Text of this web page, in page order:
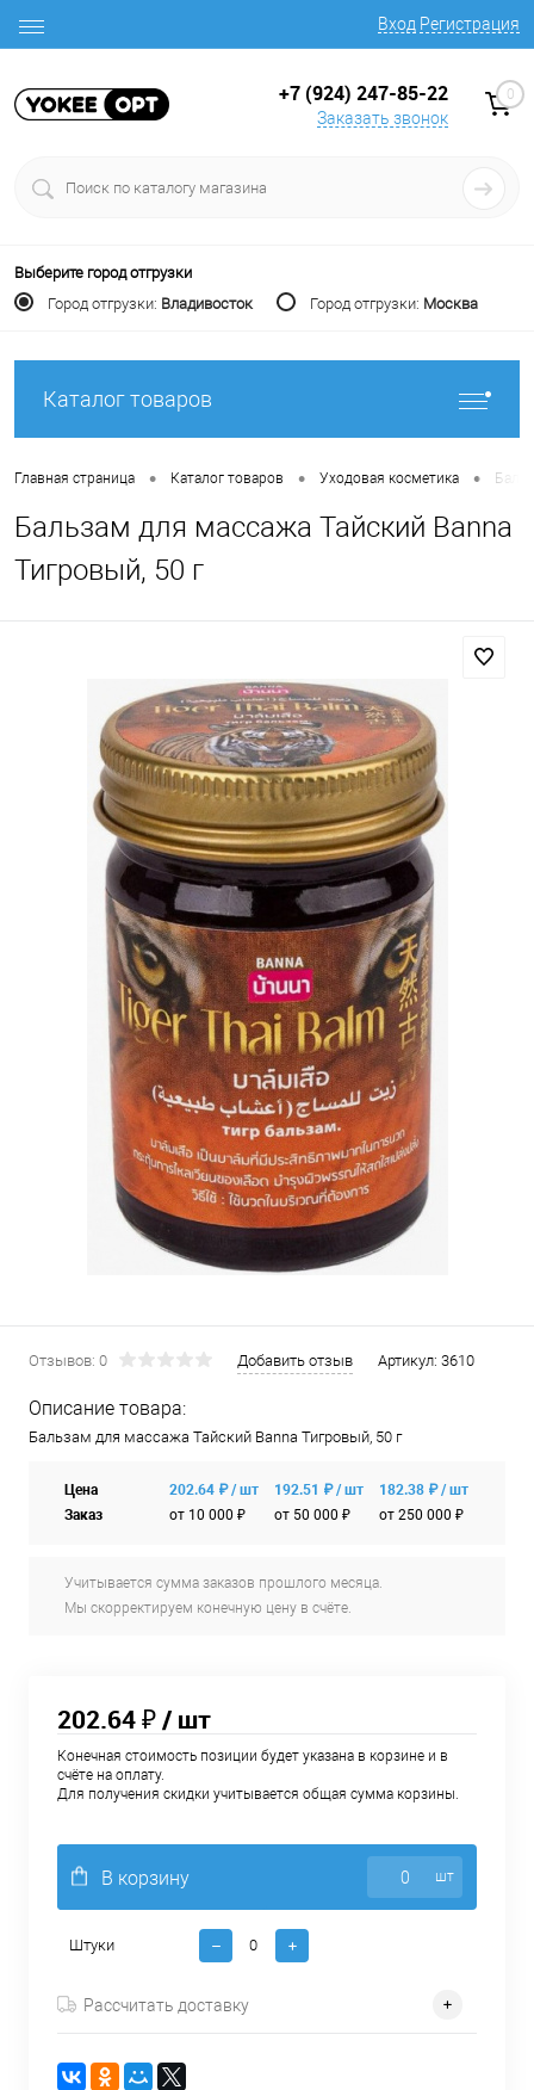
Вход Регистрация
+7 (924) 247-85-22
Заказать звонок
0
Выберите город отгрузки
Город отгрузки: Владивосток Город отгрузки: Москва
Каталог товаров
Главная страница • Каталог товаров • Уходовая косметика •
Бальзам для массажа Тайский Banna
Тигровый, 50 г
Отзывов: 0 Добавить отзыв Артикул: 3610
Описание товара:
Бальзам для массажа Тайский Banna Тигровый, 50 г
Цена
Заказ
202.64 ₽ / шт
от 10 000 ₽
192.51 ₽ / шт
от 50 000 ₽
182.38 ₽ / шт
от 250 000 ₽
Учитывается сумма заказов прошлого месяца.
Мы скорректируем конечную цену в счёте.
202.64 ₽/ шт
Конечная стоимость позиции будет указана в корзине и в
счёте на оплату.
Для получения скидки учитывается общая сумма корзины.
В корзину шт
Штуки
Рассчитать доставку